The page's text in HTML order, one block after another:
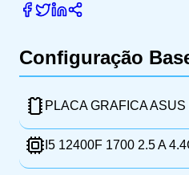
Configuração
PLACA GRAFICA
I5 12400F 1700 2.5 A